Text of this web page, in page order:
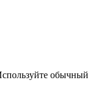
обычный